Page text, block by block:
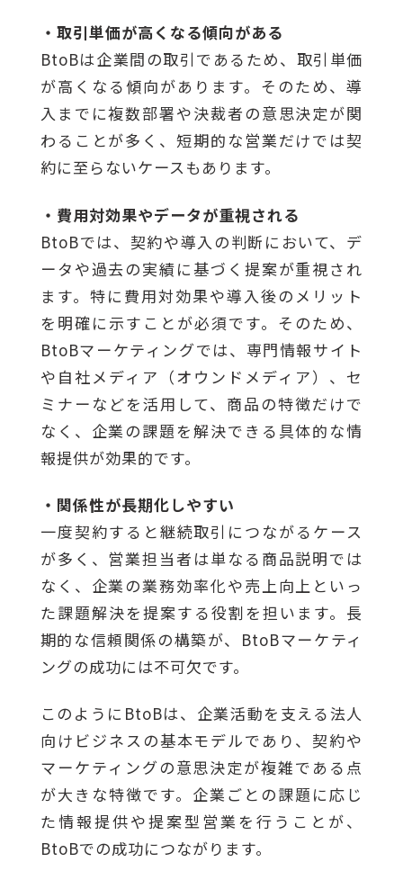
・取引単価が高くなる傾向がある
BtoBは企業間の取引であるため、取引単価
が高くなる傾向があります。そのため、導
入までに複数部署や決裁者の意思決定が関
わることが多く、短期的な営業だけでは契
約に至らないケースもあります。
・費用対効果やデータが重視される
BtoBでは、契約や導入の判断において、デ
ータや過去の実績に基づく提案が重視され
ます。特に費用対効果や導入後のメリット
を明確に示すことが必須です。そのため、
BtoBマーケティングでは、専門情報サイト
や自社メディア（オウンドメディア）、セ
ミナーなどを活用して、商品の特徴だけで
なく、企業の課題を解決できる具体的な情
報提供が効果的です。
・関係性が長期化しやすい
一度契約すると継続取引につながるケース
が多く、営業担当者は単なる商品説明では
なく、企業の業務効率化や売上向上といっ
た課題解決を提案する役割を担います。長
期的な信頼関係の構築が、BtoBマーケティ
ングの成功には不可欠です。
このようにBtoBは、企業活動を支える法人
向けビジネスの基本モデルであり、契約や
マーケティングの意思決定が複雑である点
が大きな特徴です。企業ごとの課題に応じ
た情報提供や提案型営業を行うことが、
BtoBでの成功につながります。